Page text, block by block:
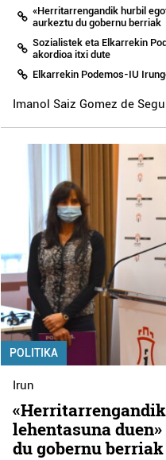
«Herritarrengandik hurbil
aurkeztu du gobernu berriak
Sozialistek eta Elkarrekin
akordioa itxi dute
Elkarrekin Podemos-IU
Imanol Saiz Gomez de
POLITIKA
Irun
lehentasuna
du gobernu berriak